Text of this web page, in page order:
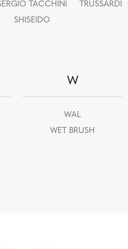
TACCHINI
SHISEIDO
TRUSSARDI
W
WAL
WET BRUSH